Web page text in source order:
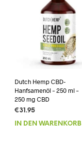
Dutch Hemp CBD-
Hanfsamenöl – 250 ml –
250 mg CBD
€31.95
IN DEN WARENKORB